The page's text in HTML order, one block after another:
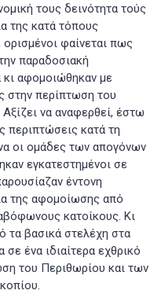
τους δεινότητα τούς
της κατά τόπους
φαίνεται πως
παραδοσιακή
κι αφομοιώθηκαν με
στην περίπτωση του
να αναφερθεί, έστω
περιπτώσεις κατά τη
οι ομάδες των απογόνων
εγκατεστημένοι σε
έντονη
της αφομοίωσης από
κατοίκους. Κι
τα βασικά στελέχη στα
ένα ιδιαίτερα εχθρικό
του Περιθωρίου και των